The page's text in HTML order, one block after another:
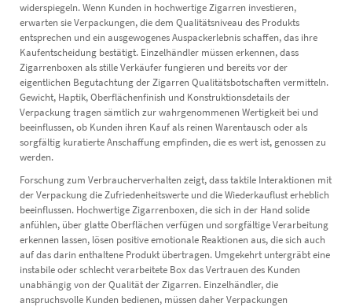
widerspiegeln. Wenn Kunden in hochwertige Zigarren investieren,
erwarten sie Verpackungen, die dem Qualitätsniveau des Produkts
entsprechen und ein ausgewogenes Auspackerlebnis schaffen, das ihre
Kaufentscheidung bestätigt. Einzelhändler müssen erkennen, dass
Zigarrenboxen als stille Verkäufer fungieren und bereits vor der
eigentlichen Begutachtung der Zigarren Qualitätsbotschaften vermitteln.
Gewicht, Haptik, Oberflächenfinish und Konstruktionsdetails der
Verpackung tragen sämtlich zur wahrgenommenen Wertigkeit bei und
beeinflussen, ob Kunden ihren Kauf als reinen Warentausch oder als
sorgfältig kuratierte Anschaffung empfinden, die es wert ist, genossen zu
werden.
Forschung zum Verbraucherverhalten zeigt, dass taktile Interaktionen mit
der Verpackung die Zufriedenheitswerte und die Wiederkauflust erheblich
beeinflussen. Hochwertige Zigarrenboxen, die sich in der Hand solide
anfühlen, über glatte Oberflächen verfügen und sorgfältige Verarbeitung
erkennen lassen, lösen positive emotionale Reaktionen aus, die sich auch
auf das darin enthaltene Produkt übertragen. Umgekehrt untergräbt eine
instabile oder schlecht verarbeitete Box das Vertrauen des Kunden
unabhängig von der Qualität der Zigarren. Einzelhändler, die
anspruchsvolle Kunden bedienen, müssen daher Verpackungen